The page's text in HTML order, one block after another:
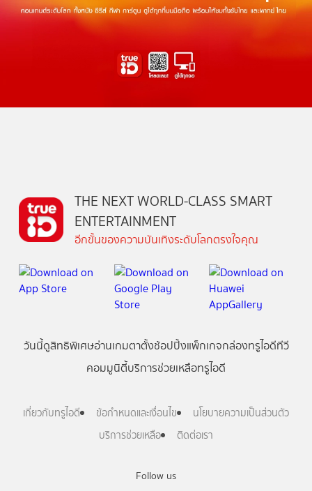
Follow us
THE NEXT WORLD-CLASS SMART
ENTERTAINMENT
อีกขั้นของความบันเทิงระดับโลกตรงใจคุณ
วันนี้ดูสิทธิพิเศษอ่านเกมตาตั้งช้อปปิ้งแพ็กเกจกล่องทรูไอดีทีวี
คอมมูนิตี้บริการช่วยเหลือทรูไอดี
เกี่ยวกับทรูไอดี ข้อกำหนดและเงื่อนไข
นโยบายความเป็นส่วนตัว
บริการช่วยเหลือ
ติดต่อเรา